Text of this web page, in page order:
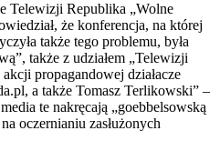
Telewizji Republika „Wolne
że konferencja, na której
także tego problemu, była
także z udziałem „Telewizji
propagandowej działacze
a także Tomasz Terlikowski” –
te nakręcają „goebbelsowską
oczernianiu zasłużonych